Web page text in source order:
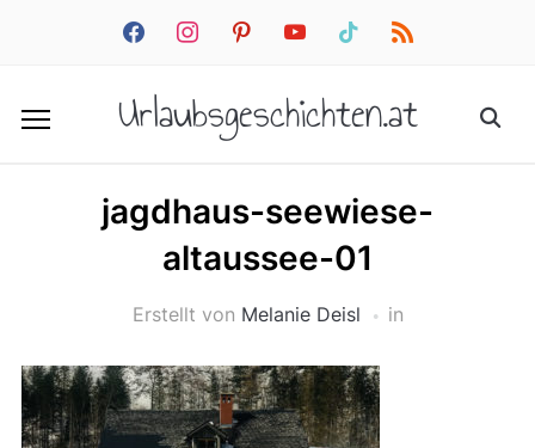
facebookinstagrampinterestyoutube tiktok rss
Urlaubsgeschichten.at
jagdhaus-seewiese-
altaussee-01
Erstellt von Melanie Deisl in